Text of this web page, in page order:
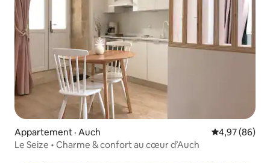
Appartement · Auch Note
4,97 (86)
Le Seize • Charme & confort au cœur d’Auch